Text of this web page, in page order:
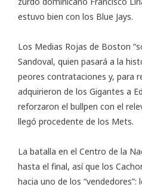
estuvo bien con los Blue Jays.
Los Medias Rojas de Boston
Sandoval, quien pasará a la
peores contrataciones y, para
adquirieron de los Gigantes a
reforzaron el bullpen con el
llegó procedente de los Mets.
La batalla en el Centro de la
hasta el final, así que los
hacia uno de los